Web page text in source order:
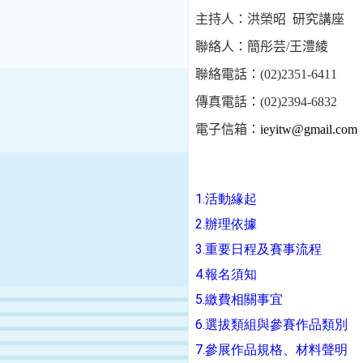
主持人：洪榮昭 研究講座
聯絡人： 簡彤芸/王澧綾
聯絡電話： (02)2351-6411
傳真電話： (02)2394-6832
電子信箱： ieyitw@gmail.com
1.活動緣起
2.辦理依據
3.重要日程及賽事流程
4.報名須知
5.繳費相關事宜
6.選拔類組與參賽作品類別
7.參展作品規格、材料聲明